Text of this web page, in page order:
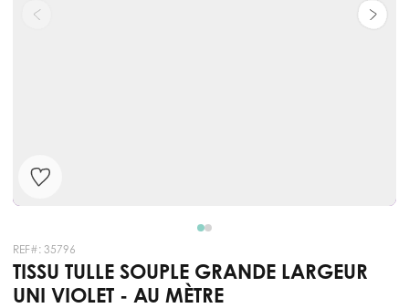
REF#: 35796
TISSU TULLE SOUPLE GRANDE LARGEUR
UNI VIOLET - AU MÈTRE